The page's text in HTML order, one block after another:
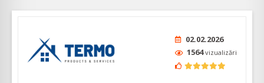
02.02.2026
1564vizualizări